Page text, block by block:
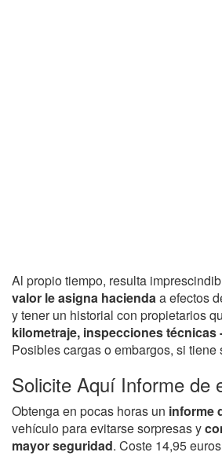
Al propio tiempo, resulta
valor le asigna haciendaa efectos
y tener un historial con propietarios
kilometraje, inspecciones técnicas
Posibles cargas o embargos, si tiene
Solicite Aquí Informe de
Obtenga en pocas horas un informe
vehículo para evitarse sorpresas y
mayor seguridad. Coste 14,95